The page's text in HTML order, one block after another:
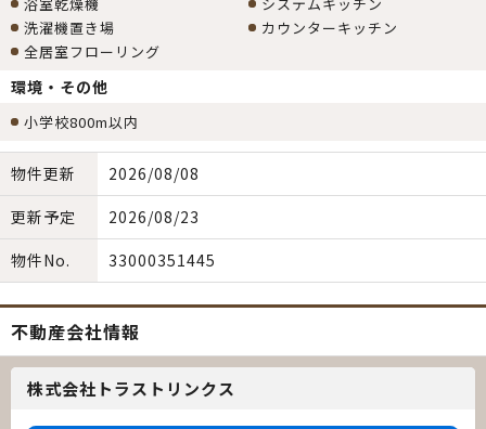
洗濯機置き場
カウンターキッチン
全居室フローリング
環境・その他
小学校800m以内
物件更新
2026/08/08
更新予定
2026/08/23
物件No.
33000351445
不動産会社情報
株式会社トラストリンクス